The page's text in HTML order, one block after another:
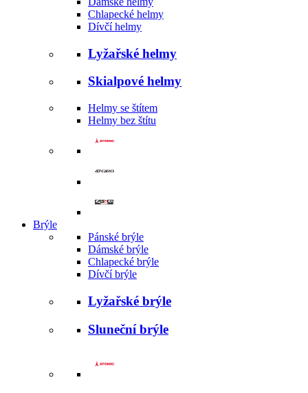
Chlapecké helmy
Dívčí helmy
Lyžařské helmy
Skialpové helmy
Helmy se štítem
Helmy bez štítu
Brýle
Pánské brýle
Dámské brýle
Chlapecké brýle
Dívčí brýle
Lyžařské brýle
Sluneční brýle